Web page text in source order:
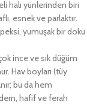
halı yünlerinden biri
esnek ve parlaktır.
yumuşak bir doku
ince ve sık düğüm
Hav boyları (tüy
bu da hem
hafif ve ferah